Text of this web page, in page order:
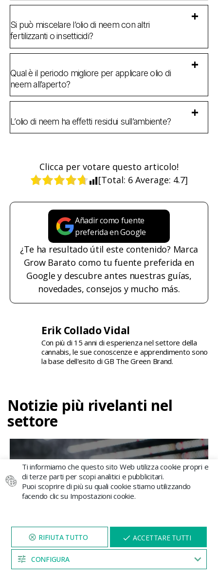
Si può miscelare l’olio di neem con altri
fertilizzanti o insetticidi?
Qual è il periodo migliore per applicare olio di
neem all’aperto?
L’olio di neem ha effetti residui sull’ambiente?
Clicca per votare questo articolo!
[Total: 6 Average: 4.7]
Añadir como fuente
preferida en Google
¿Te ha resultado útil este contenido? Marca
Grow Barato como tu fuente preferida en
Google y descubre antes nuestras guías,
novedades, consejos y mucho más.
Erik Collado Vidal
Con più di 15 anni di esperienza nel settore della
cannabis, le sue conoscenze e apprendimento sono
la base dell'esito di GB The Green Brand.
Notizie più rivelanti nel
settore
A cosa serve un umidificatore d’aria nella
coltivazione di cannabis?
Continua a leggere
Ti informiamo che questo sito Web utilizza cookie propri e
di terze parti per scopi analitici e pubblicitari.
Puoi scoprire di più su quali cookie stiamo utilizzando
facendo clic su Impostazioni cookie.
CONFIGURA
ACCETTARE TUTTI
VISITA IL NOSTRO SITO
PER 5 MINUTI E QUI
APPARIRÀ UNOSCONTO
04:53